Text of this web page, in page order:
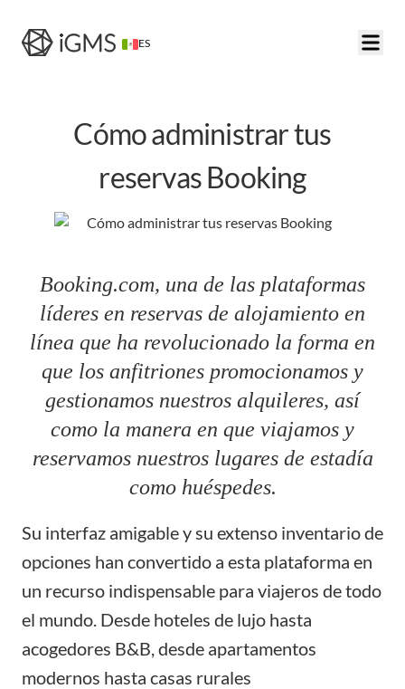
ES
Cómo administrar tus
reservas Booking
Booking.com, una de las plataformas
líderes en reservas de alojamiento en
línea que ha revolucionado la forma en
que los anfitriones promocionamos y
gestionamos nuestros alquileres, así
como la manera en que viajamos y
reservamos nuestros lugares de estadía
como huéspedes.
Su interfaz amigable y su extenso inventario de
opciones han convertido a esta plataforma en
un recurso indispensable para viajeros de todo
el mundo. Desde hoteles de lujo hasta
acogedores B&B, desde apartamentos
modernos hasta casas rurales